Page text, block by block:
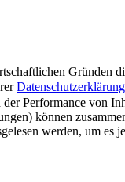
Gründen
Datenschutzerklärung
Performance von
können
werden, um